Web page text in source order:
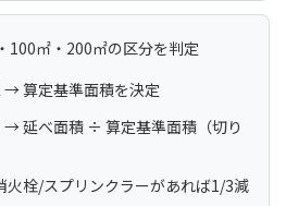
100㎡・200㎡の区分を判定
→ 算定基準面積を決定
→ 延べ面積 ÷ 算定基準面積（切り
栓/スプリンクラーがあれば1/3減